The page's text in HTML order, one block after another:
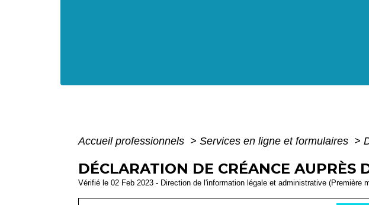
Accueil professionnels > Services en ligne et formulaires >
DÉCLARATION DE CRÉANCE AUPRÈS
Vérifié le 02 Feb 2023 - Direction de l'information légale et administrative (Première